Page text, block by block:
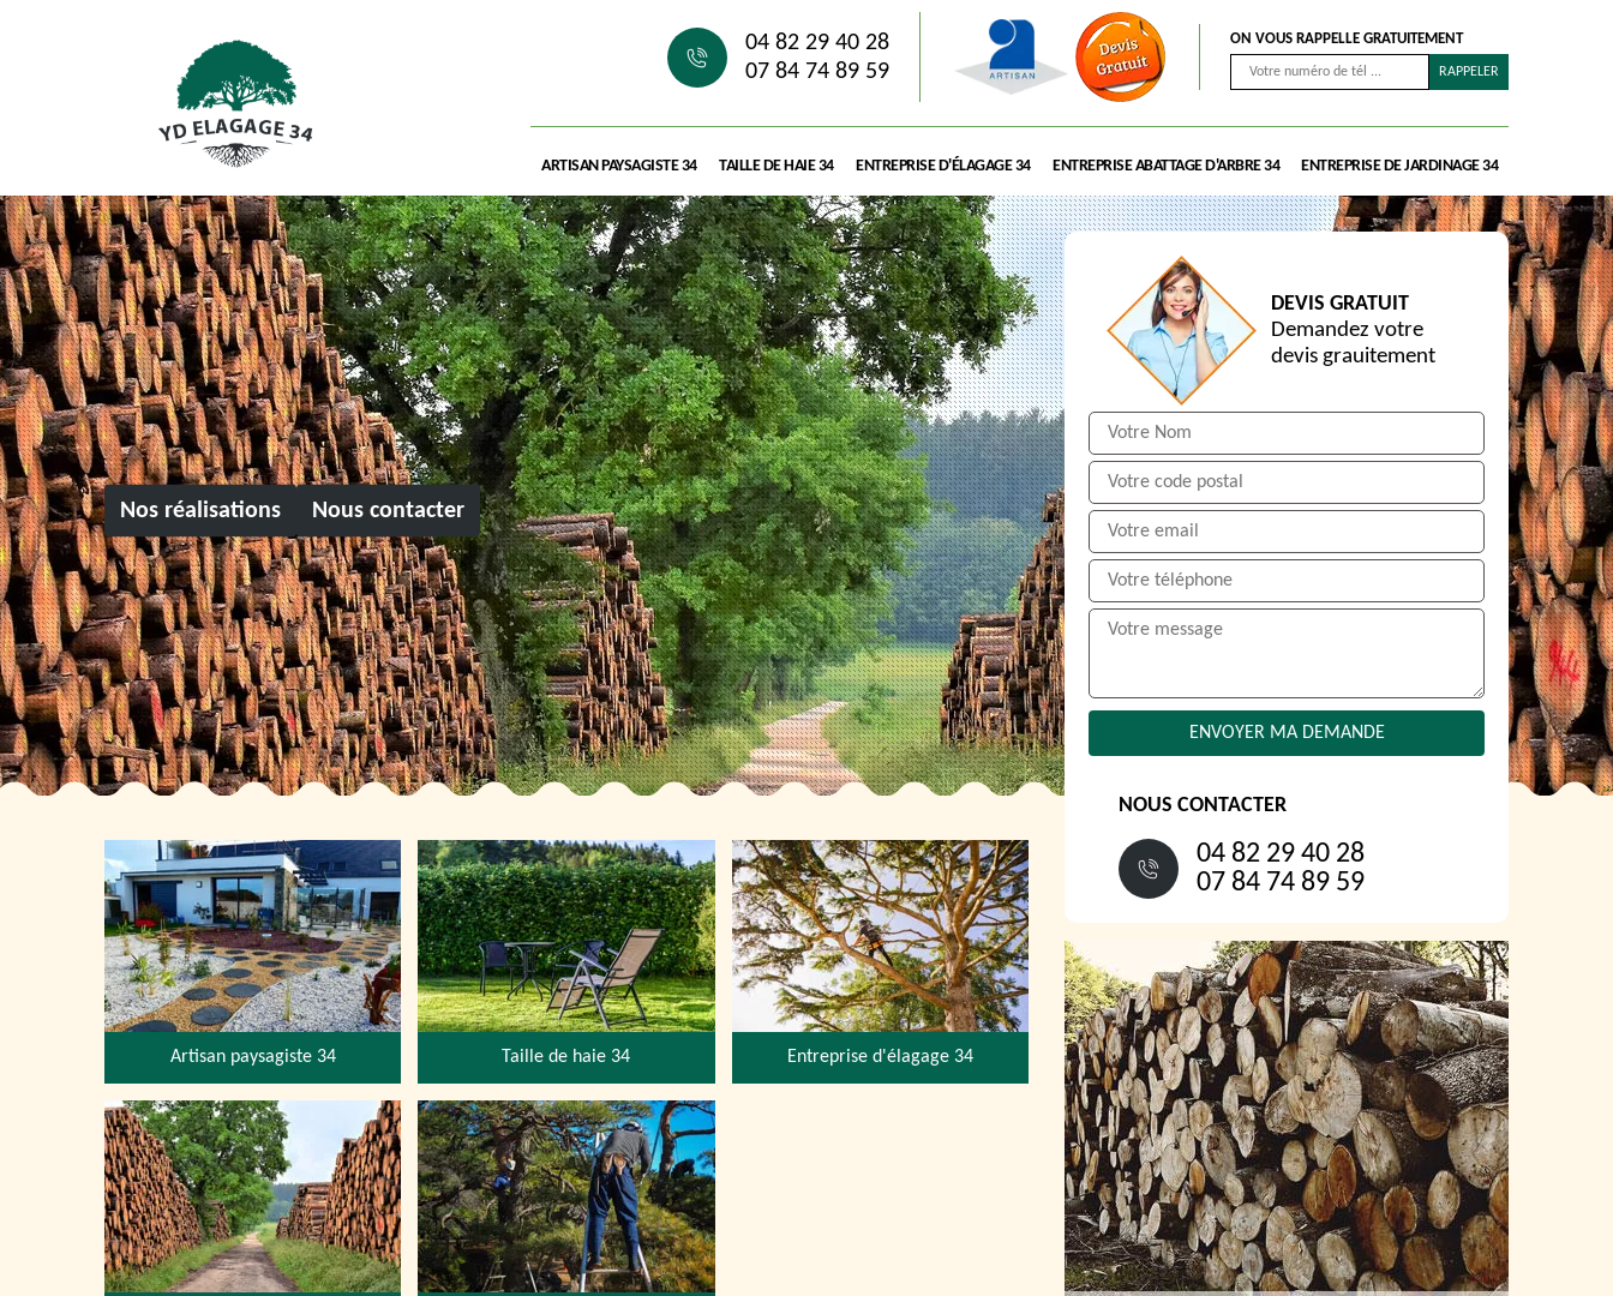
04 82 29 40 28
07 84 74 89 59
ON VOUS RAPPELLE GRATUITEMENT
ARTISAN PAYSAGISTE 34 TAILLE DE HAIE 34 ENTREPRISE D'ÉLAGAGE 34 ENTREPRISE ABATTAGE D'ARBRE 34 ENTREPRISE DE JARDINAGE 34
Nos réalisations Nous contacter
Artisan paysagiste 34 Taille de haie 34 Entreprise d'élagage 34
DEVIS GRATUIT
Demandez votre
devis grauitement
NOUS CONTACTER
04 82 29 40 28
07 84 74 89 59